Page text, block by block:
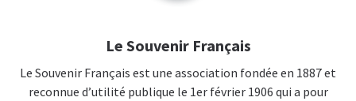
Le Souvenir Français
Le Souvenir Français est une association fondée en 1887 et
reconnue d’utilité publique le 1er février 1906 qui a pour